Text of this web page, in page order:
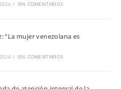
/ SIN COMENTARIOS
“La mujer venezolana es
/ SIN COMENTARIOS